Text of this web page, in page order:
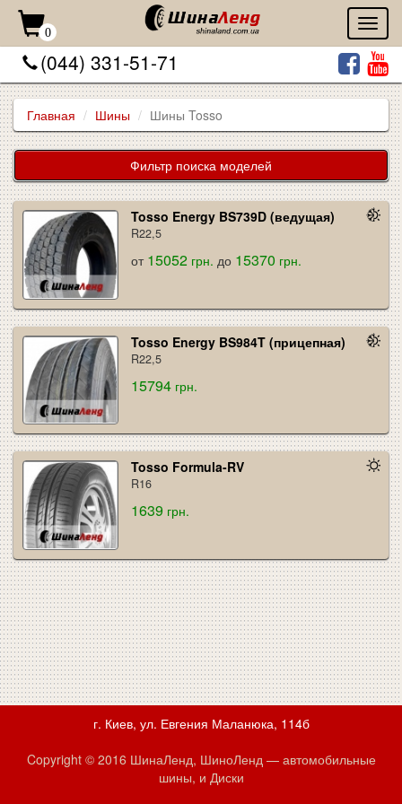
0
(044) 331-51-71
Главная Шины Шины Tosso
Фильтр поиска моделей
Tosso Energy BS739D (ведущая)
R22,5
от 15052 грн. до 15370 грн.
Tosso Energy BS984T (прицепная)
R22,5
15794 грн.
Tosso Formula-RV
R16
1639 грн.
г. Киев, ул. Евгения Маланюка, 114б
Copyright © 2016 ШинаЛенд, ШиноЛенд — автомобильные
шины, и Диски